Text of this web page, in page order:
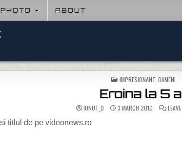
PHOTO ABOUT
POSTED IN
IMPRESIONANT, OAMENI
Eroina la 5
IONUT_D 3 MARCH 2010
titlul de pe videonews.ro